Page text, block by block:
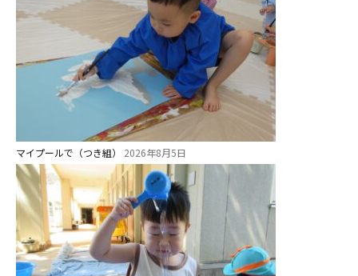
マイプールで（つき組） 2026年8月5日